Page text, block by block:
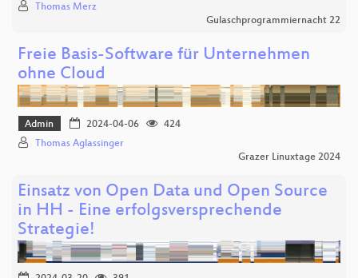
Thomas Merz
Gulaschprogrammiernacht 22
Freie Basis-Software für Unternehmen
ohne Cloud
Admin 2024-04-06
424
Thomas Aglassinger
Grazer Linuxtage 2024
Einsatz von Open Data und Open Source
in HH - Eine erfolgsversprechende
Strategie!